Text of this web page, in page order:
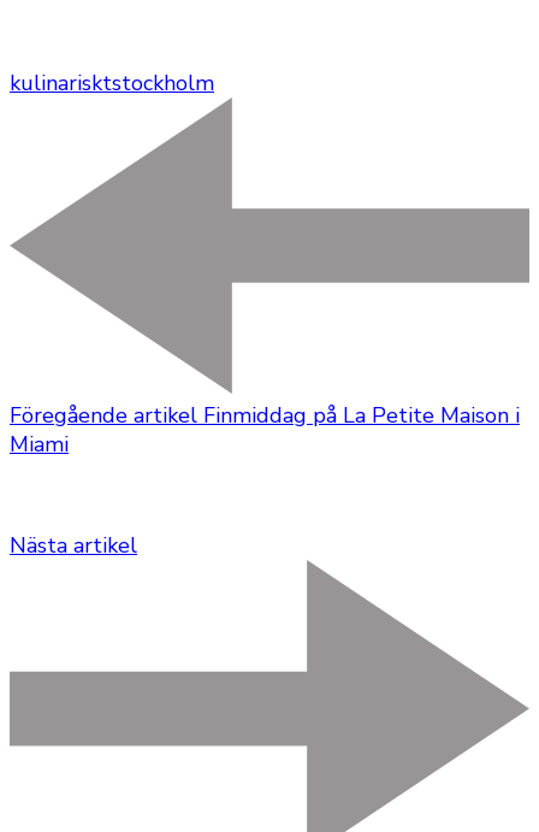
kulinarisktstockholm
Föregående artikel Finmiddag på La Petite Maison i
Miami
Nästa artikel